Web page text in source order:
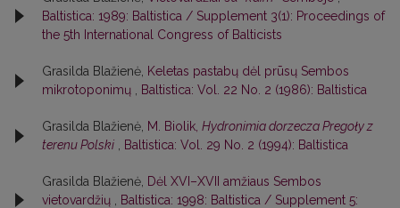
Baltistica: 1989: Baltistica / Supplement 3(1): Proceedings of
the 5th International Congress of Balticists
Grasilda Blažienė, Keletas pastabų dėl prūsų Sembos
mikrotoponimų
Baltistica: Vol. 22 No. 2 (1986): Baltistica
Grasilda Blažienė, M. Biolik, Hydronimia dorzecza Pregoły z
terenu Polski
Baltistica: Vol. 29 No. 2 (1994): Baltistica
Grasilda Blažienė, Dėl XVI–XVII amžiaus Sembos
vietovardžių
Baltistica: 1998: Baltistica / Supplement 5: